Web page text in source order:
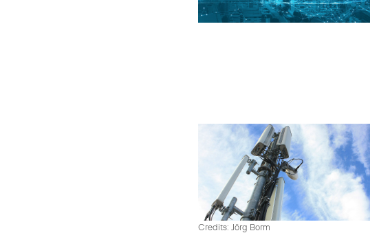
Credits: Jörg Borm